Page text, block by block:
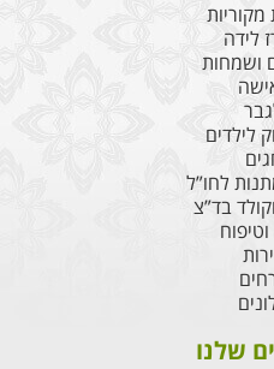
לידה
ושמחות
לילדים
לחו”ל
בד”צ
שלנו